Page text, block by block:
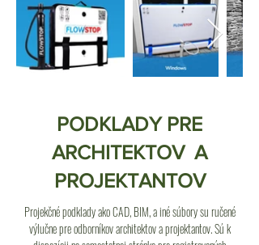
PODKLADY PRE
ARCHITEKTOV A
PROJEKTANTOV
Projekčné podklady ako CAD, BIM, a iné súbory su ručené
výlučne pre odborníkov architektov a projektantov. Sú k